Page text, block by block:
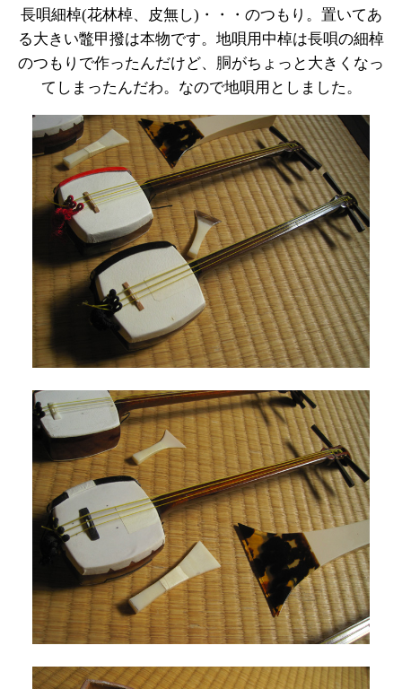
長唄細棹(花林棹、皮無し)・・・のつもり。置いてあ
る大きい鼈甲撥は本物です。地唄用中棹は長唄の細棹
のつもりで作ったんだけど、胴がちょっと大きくなっ
てしまったんだわ。なので地唄用としました。